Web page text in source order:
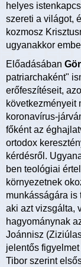
helyes
szereti a világot,
kozmosz
ugyanakkor
Előadásában
patriarchaként"
erőfeszítéseit,
következményeit
koronavírus-
főként az
ortodox
kérdésről.
ben teológiai
környezetnek
munkásságára is
aki azt vizsgálta,
hagyománynak
Joánnisz
jelentős
Tibor szerint